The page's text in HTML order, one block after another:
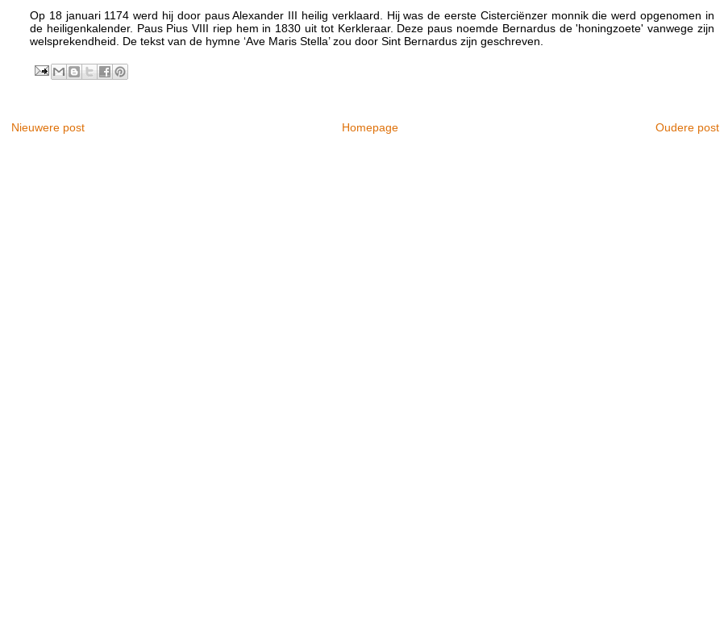
Op 18 januari 1174 werd hij door paus Alexander III heilig verklaard. Hij was de eerste Cisterciënzer monnik die werd opgenomen in
de heiligenkalender. Paus Pius VIII riep hem in 1830 uit tot Kerkleraar. Deze paus noemde Bernardus de 'honingzoete' vanwege zijn
welsprekendheid. De tekst van de hymne ‘Ave Maris Stella’ zou door Sint Bernardus zijn geschreven.
Nieuwere post Oudere post
Homepage